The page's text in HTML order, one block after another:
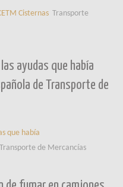
Cisternas Transporte
ayudas que había
de Transporte de
que había
de Mercancías